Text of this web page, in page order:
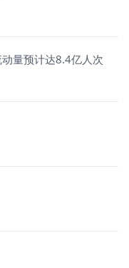
量预计达8.4亿人次